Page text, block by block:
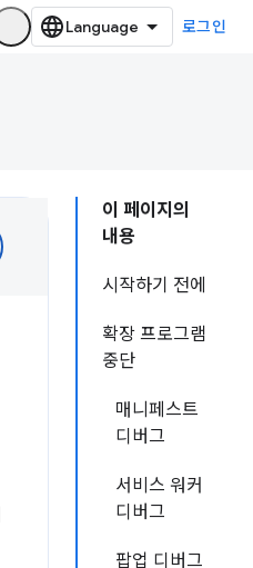
로그인
이 페이지의
내용
시작하기 전에
확장 프로그램
중단
매니페스트
디버그
서비스 워커
디버그
팝업 디버그